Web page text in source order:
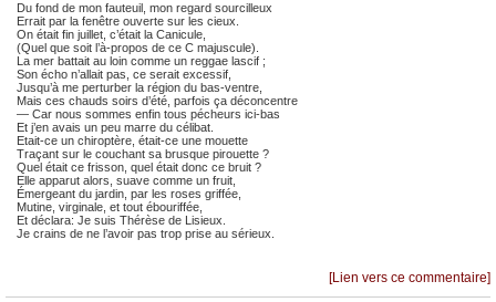
Du fond de mon fauteuil, mon regard sourcilleux
Errait par la fenêtre ouverte sur les cieux.
On était fin juillet, c’était la Canicule,
(Quel que soit l’à-propos de ce C majuscule).
La mer battait au loin comme un reggae lascif ;
Son écho n’allait pas, ce serait excessif,
Jusqu’à me perturber la région du bas-ventre,
Mais ces chauds soirs d’été, parfois ça déconcentre
— Car nous sommes enfin tous pécheurs ici-bas
Et j’en avais un peu marre du célibat.
Etait-ce un chiroptère, était-ce une mouette
Traçant sur le couchant sa brusque pirouette ?
Quel était ce frisson, quel était donc ce bruit ?
Elle apparut alors, suave comme un fruit,
Émergeant du jardin, par les roses griffée,
Mutine, virginale, et tout ébouriffée,
Et déclara: Je suis Thérèse de Lisieux.
Je crains de ne l’avoir pas trop prise au sérieux.
[Lien vers ce commentaire]